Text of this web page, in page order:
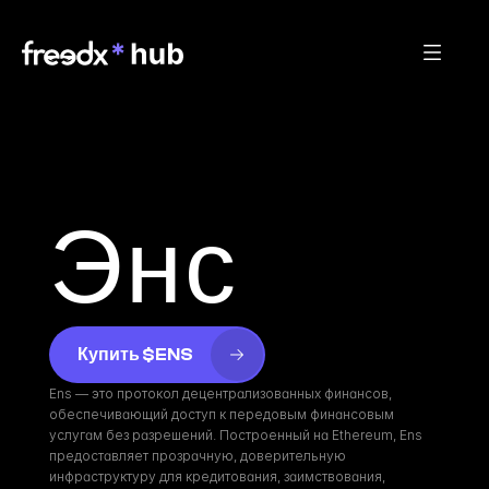
Энс
Купить $ENS
Ens — это протокол децентрализованных финансов,
обеспечивающий доступ к передовым финансовым
услугам без разрешений. Построенный на Ethereum, Ens
предоставляет прозрачную, доверительную
инфраструктуру для кредитования, заимствования,